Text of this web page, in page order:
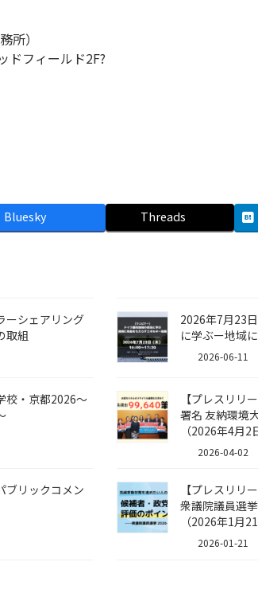
所）
フィールド2F?
Bluesky Threads
ーシェアリング
取組
2026年7月23
に学ぶー地域
2026-06-11
校・京都2026～
【プレスリリ
署名 友納環境
（2026年4月2
2026-04-02
ブリックコメン
【プレスリリ
衆議院議員選
（2026年1月21
2026-01-21